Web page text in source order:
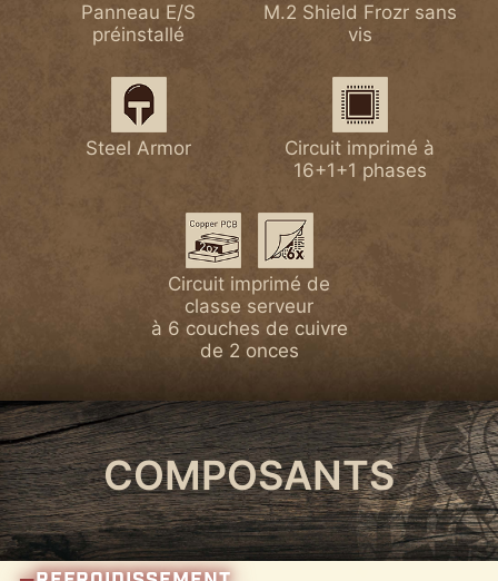
Panneau E/S
préinstallé
M.2 Shield Frozr sans
vis
Steel Armor
Circuit imprimé à
16+1+1 phases
Circuit imprimé de
classe serveur
à 6 couches de cuivre
de 2 onces
Dissipateur plus large
avec caloduc
M.2 Shield Frozr
Dissipateur MOSFET
Dissipateur chipset
plus large
2,5G LAN Lightning USB 20G
Norme Wi-Fi 7 Lightning PCIe Gen5
Mémoire DDR5 1 x PCIe 5.0 M.2
4 x PCIe 4.0 M.2
COMPOSANTS